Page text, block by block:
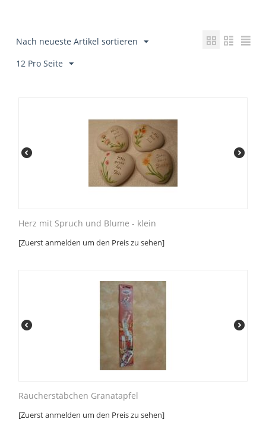
Nach neueste Artikel sortieren
12 Pro Seite
Herz mit Spruch und Blume - klein
[Zuerst anmelden um den Preis zu sehen]
Räucherstäbchen Granatapfel
[Zuerst anmelden um den Preis zu sehen]